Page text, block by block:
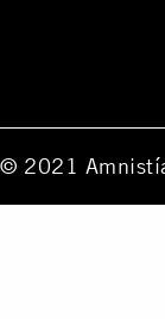
© 2021